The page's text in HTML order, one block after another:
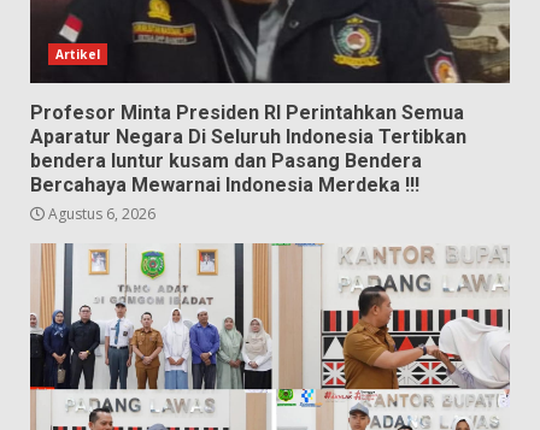
Artikel
Profesor Minta Presiden RI Perintahkan Semua
Aparatur Negara Di Seluruh Indonesia Tertibkan
bendera luntur kusam dan Pasang Bendera
Bercahaya Mewarnai Indonesia Merdeka !!!
Agustus 6, 2026